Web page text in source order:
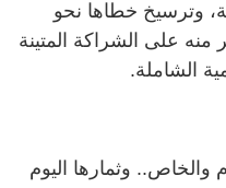
وترسيخ خطاها نحو
على الشراكة المتينة
الشاملة.
وثمارها اليوم